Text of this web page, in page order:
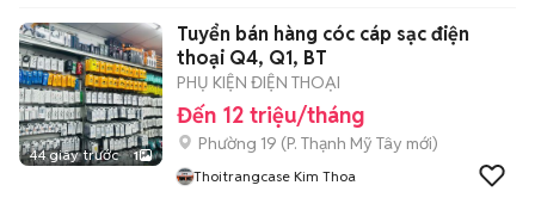
44 giây trước 1
Tuyển bán hàng cóc cáp sạc điện
thoại Q4, Q1, BT
PHỤ KIỆN ĐIỆN THOẠI
Đến 12 triệu/tháng
Phường 19 (P. Thạnh Mỹ Tây mới)
Thoitrangcase Kim Thoa